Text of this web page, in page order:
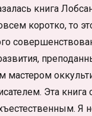
книга
коротко, то
мастером
Эта книга
Я